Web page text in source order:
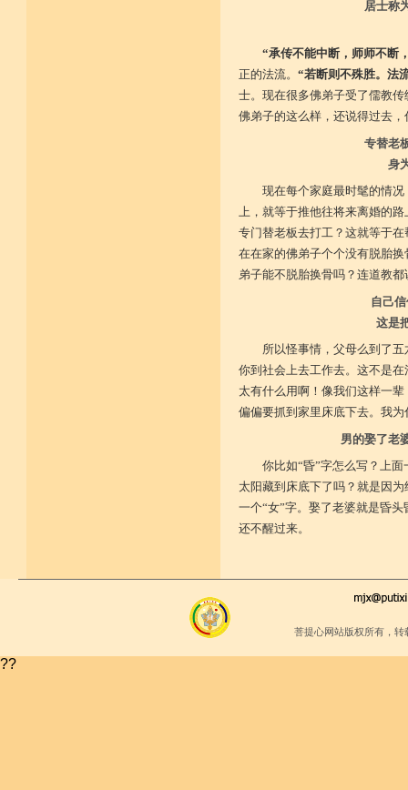
居士称
“承传不能中断，师师不断
正的法流。 “若断则不殊胜。法
士。现在很多佛弟子受了儒教
佛弟子的这么样，还说得过去，
专替老
身
现在每个家庭最时髦的情
上，就等于推他往将来离婚的
专门替老板去打工？这就等于
在在家的佛弟子个个没有脱胎
弟子能不脱胎换骨吗？连道教都
自己
这是
所以怪事情，父母么到了
你到社会上去工作去。这不是
太有什么用啊！像我们这样一
偏偏要抓到家里床底下去。我
男的娶了老
你比如“昏”字怎么写？上
太阳藏到床底下了吗？就是因
一个“女”字。娶了老婆就是昏
还不醒过来。
菩提心网站版权所有，
??